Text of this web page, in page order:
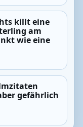
killt eine
am
wie eine
gefährlich